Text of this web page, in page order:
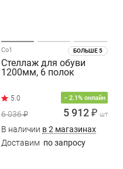
БОЛЬШЕ 5
Со1
Стеллаж для обуви
1200мм, 6 полок
− 2.1% онлайн
6 036 ₽ 5 912 ₽ шт
В наличии в 2 магазинах
Доставим по запросу